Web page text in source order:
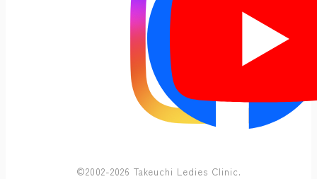
©2002-2026 Takeuchi Ledies Clinic.